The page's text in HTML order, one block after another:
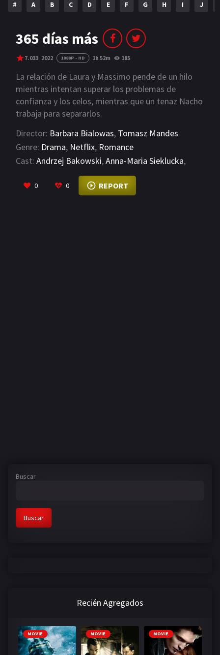
AÑOS
2023 2022
2021 2020
2019 2018
2014
2002 2001
# A B C D E F G H I J
365 días más
7.033 2022 1080P - HD 1h 52m 185
La relación de Laura y Massimo pende de un hilo
mientras intentan superar los problemas de
confianza y los celos, mientras que un tenaz Nacho
trabaja para separarlos.
Director: Barbara Bialowas, Tomasz Mandes
Genre: Drama, Netflix, Romance
Cast: Andrzej Bakowski,Anna-Maria Sieklucka,
VIEW MORE
0 0 REPORT
Buscar
Buscar
Recién Agregados
MOVIE MOVIE MOVIE